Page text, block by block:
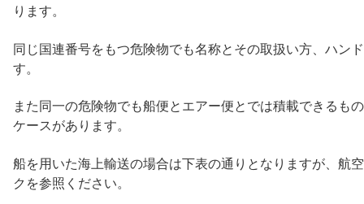
ります。
同じ国連番号をもつ危険物でも名称とその取扱い方、ハン
す。
また同一の危険物でも船便とエアー便とでは積載できるも
ケースがあります。
船を用いた海上輸送の場合は下表の通りとなりますが、航
クを参照ください。